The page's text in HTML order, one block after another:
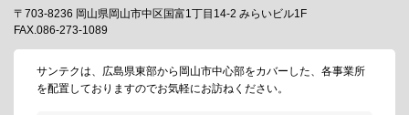
〒703-8236 岡山県岡山市中区国富1丁目14-2 みらいビル1F
FAX.086-273-1089
サンテクは、広島県東部から岡山市中心部をカバーした、各事業所
を配置しておりますのでお気軽にお訪ねください。